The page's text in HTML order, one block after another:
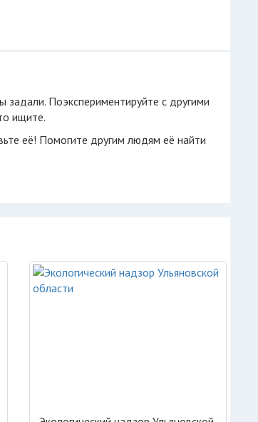
Поэкспериментируйте с другими
ищите.
её! Помогите другим людям её найти